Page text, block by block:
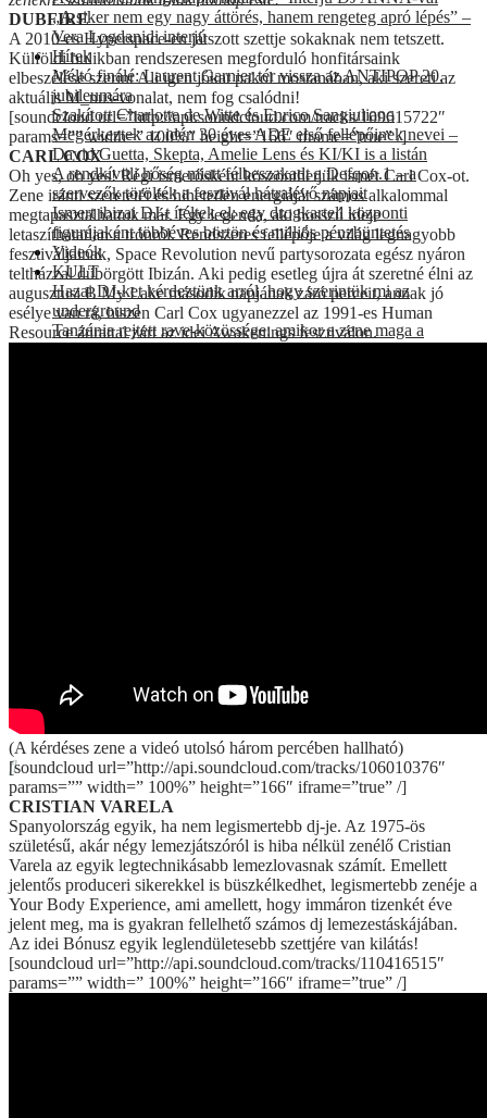
„A siker nem egy nagy áttörés, hanem rengeteg apró lépés” –
Vera Logdanidi interjú
Hírek
Méltó finálé: Laurent Garnier tér vissza az ANTIPOP 20.
jubileumára
Szakított Charlotte de Witte és Enrico Sangiuliano
Megérkeztek az idén 30 éves ADE első fellépőinek nevei –
David Guetta, Skepta, Amelie Lens és KI/KI is a listán
A rendkívüli hőség miatt félbeszakadt a Defqon.1 – a
szervezők törölték a fesztivál hátralévő napjait
Ismert ibizai DJ-t ítéltek el: egy drogkartell központi
figurájaként többéves börtön és milliós pénzbüntetés
Videók
KULT
Hazai DJ-ket kérdeztünk arról, hogy szerintük mi az
underground
Tanzánia rejtett rave-közössége: amikor a zene maga a
facebook
instagram
DUBFIRE
A 2010-es Hyperspace-en játszott szettje sokaknak nem tetszett.
Külföldi bulikban rendszeresen megforduló honfitársaink
elbeszélése szerint Ali igen jókat pakol mostanában, aki szereti az
aktuális M_nus-vonalat, nem fog csalódni!
[soundcloud url=”http://api.soundcloud.com/tracks/109615722″
params=”” width=” 100%” height=”166″ iframe=”true” /]
CARL COX
Oh yes, oh yes! Régi ismerősként köszönthetjük ismét Carl Cox-ot.
Zene iránti szeretetét és hihetetlen energiáját számos alkalommal
megtapasztalhattuk már. Egy legenda, aki hosszú ideje
letaszíthatatlan a trónról. Rendszeres fellépője a világ legnagyobb
fesztiváljainak, Space Revolution nevű partysorozata egész nyáron
teltházzal dübörgött Ibizán. Aki pedig esetleg újra át szeretné élni az
augusztusi B My Lake második napjának záró perceit, annak jó
esélye van rá, hiszen Carl Cox ugyanezzel az 1991-es Human
Resource átirattal zárt az idei Awakenings fesztiválon.
(A kérdéses zene a videó utolsó három percében hallható)
[soundcloud url=”http://api.soundcloud.com/tracks/106010376″
params=”” width=” 100%” height=”166″ iframe=”true” /]
CRISTIAN VARELA
Spanyolország egyik, ha nem legismertebb dj-je. Az 1975-ös
születésű, akár négy lemezjátszóról is hiba nélkül zenélő Cristian
Varela az egyik legtechnikásabb lemezlovasnak számít. Emellett
jelentős produceri sikerekkel is büszkélkedhet, legismertebb zenéje a
Your Body Experience, ami amellett, hogy immáron tizenkét éve
jelent meg, ma is gyakran fellelhető számos dj lemezestáskájában.
Az idei Bónusz egyik leglendületesebb szettjére van kilátás!
[soundcloud url=”http://api.soundcloud.com/tracks/110416515″
params=”” width=” 100%” height=”166″ iframe=”true” /]